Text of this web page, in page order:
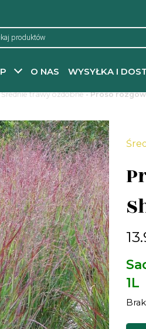
O NAS WYSYŁKA I
Średnie trawy ozdobne- Proso
1L